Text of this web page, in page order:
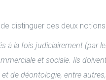
distinguer ces deux
à la fois judiciairement (par
et sociale. Ils
de déontologie, entre